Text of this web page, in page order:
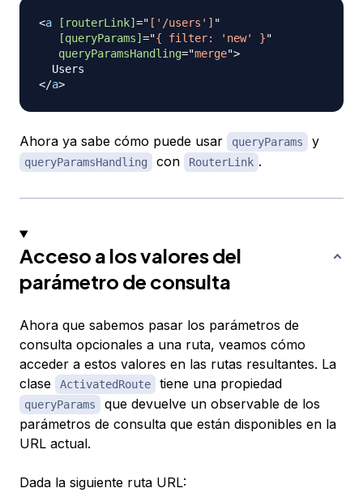
<a [routerLink] =" ['/users'] "
[queryParams] ="{ filter: 'new' }"
queryParamsHandling="merge">
</a>
Ahora ya sabe cómo puede usar queryParams y
queryParamsHandling con RouterLink .
Acceso a los valores del
parámetro de consulta
Ahora que sabemos pasar los parámetros de
consulta opcionales a una ruta, veamos cómo
acceder a estos valores en las rutas resultantes. La
clase
ActivatedRoute tiene una propiedad
queryParams
que devuelve un observable de los
parámetros de consulta que están disponibles en la
URL actual.
Dada la siguiente ruta URL: